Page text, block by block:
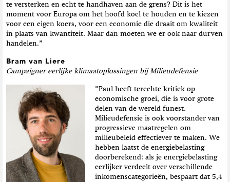
te versterken en echt te handhaven aan de grens? Dit is het
moment voor Europa om het hoofd koel te houden en te kiezen
voor een eigen koers, voor een economie die draait om kwaliteit
in plaats van kwantiteit. Maar dan moeten we er ook naar durven
handelen.”
Bram van Liere
Campaigner eerlijke klimaatoplossingen bij Milieudefensie
“Paul heeft terechte kritiek op
economische groei, die is voor grote
delen van de wereld funest.
Milieudefensie is ook voorstander van
progressieve maatregelen om
milieubeleid effectiever te maken. We
hebben laatst de energiebelasting
doorberekend: als je energiebelasting
eerlijker verdeelt over verschillende
inkomenscategorieën, bespaart dat 5,4